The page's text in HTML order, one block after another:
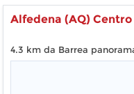
Alfedena (AQ) Centro
4.3 km da Barrea